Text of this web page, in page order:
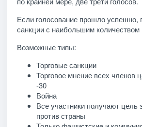
Если голосование прошло успешно,
санкции с наибольшим количеством
Возможные типы:
Торговые санкции
Торговое мнение всех членов
-30
Война
Все участники получают цель
против страны